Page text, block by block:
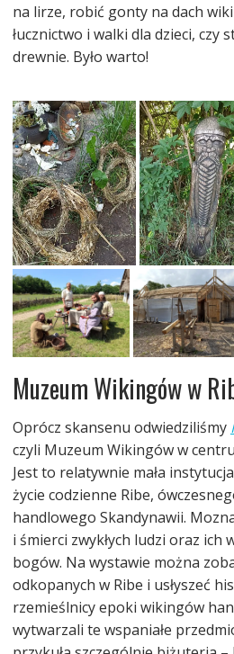
na lirze, robić gonty na dach
łucznictwo i walki dla dzieci, czy
drewnie. Było warto!
Muzeum Wikingów w
Oprócz skansenu odwiedziliśmy
czyli Muzeum Wikingów w
Jest to relatywnie mała
życie codzienne Ribe,
handlowego Skandynawii.
i śmierci zwykłych ludzi oraz ich
bogów. Na wystawie można
odkopanych w Ribe i usłyszeć
rzemieślnicy epoki wikingów
wytwarzali te wspaniałe